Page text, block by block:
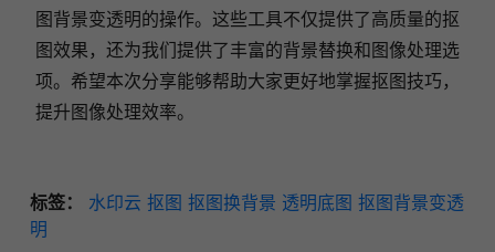
图背景变透明的操作。这些工具不仅提供了高质量的抠
图效果，还为我们提供了丰富的背景替换和图像处理选
项。希望本次分享能够帮助大家更好地掌握抠图技巧，
提升图像处理效率。
标签： 水印云 抠图 抠图换背景 透明底图 抠图背景变透
明